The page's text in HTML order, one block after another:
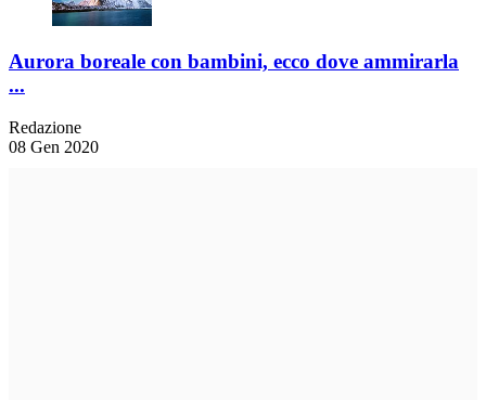
Aurora boreale con bambini, ecco dove ammirarla
...
Redazione
08 Gen 2020